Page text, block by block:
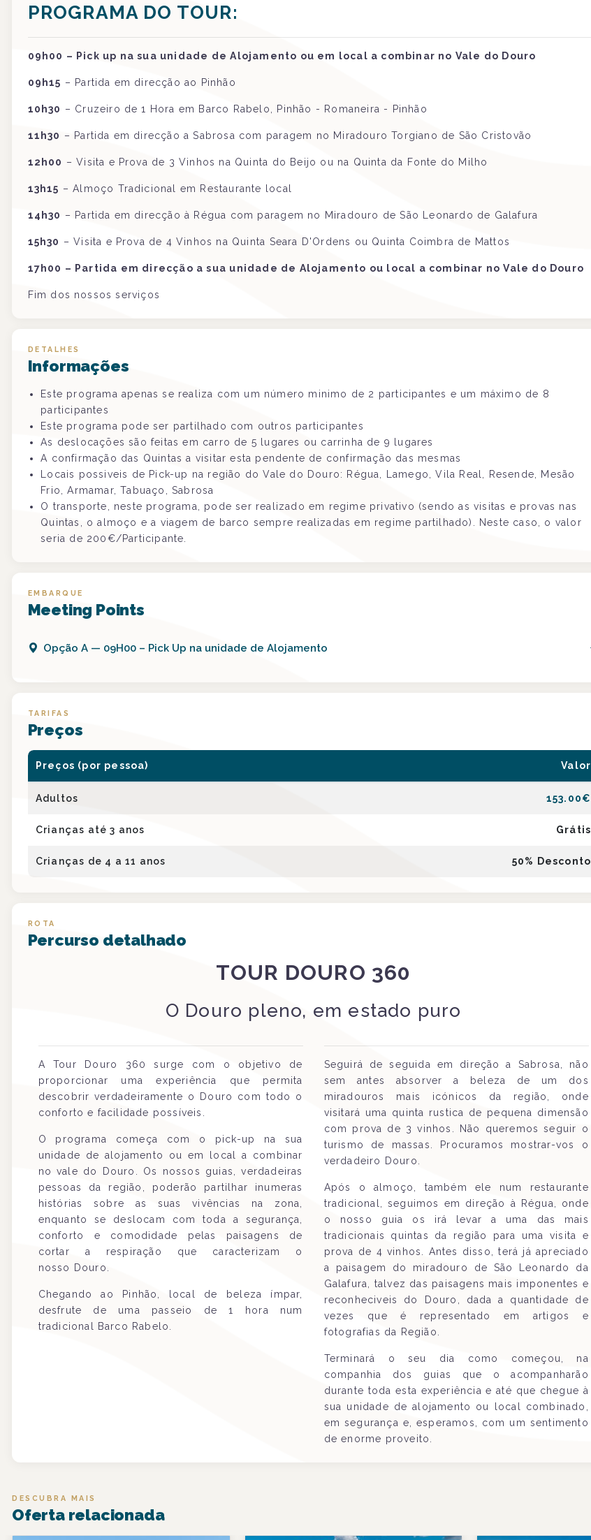
PROGRAMA DO TOUR:
09h00 – Pick up na sua unidade de Alojamento ou em local a combinar no Vale do Douro
09h15 – Partida em direcção ao Pinhão
10h30 – Cruzeiro de 1 Hora em Barco Rabelo, Pinhão - Romaneira - Pinhão
11h30 – Partida em direcção a Sabrosa com paragem no Miradouro Torgiano de São Cristovão
12h00 – Visita e Prova de 3 Vinhos na Quinta do Beijo ou na Quinta da Fonte do Milho
13h15 – Almoço Tradicional em Restaurante local
14h30 – Partida em direcção à Régua com paragem no Miradouro de São Leonardo de Galafura
15h30 – Visita e Prova de 4 Vinhos na Quinta Seara D'Ordens ou Quinta Coimbra de Mattos
17h00 – Partida em direcção a sua unidade de Alojamento ou local a combinar no Vale do Douro
Fim dos nossos serviços
DETALHES
Informações
Este programa apenas se realiza com um número minimo de 2 participantes e um máximo de 8
participantes
Este programa pode ser partilhado com outros participantes
As deslocações são feitas em carro de 5 lugares ou carrinha de 9 lugares
A confirmação das Quintas a visitar esta pendente de confirmação das mesmas
Locais possiveis de Pick-up na região do Vale do Douro: Régua, Lamego, Vila Real, Resende, Mesão
Frio, Armamar, Tabuaço, Sabrosa
O transporte, neste programa, pode ser realizado em regime privativo (sendo as visitas e provas nas
Quintas, o almoço e a viagem de barco sempre realizadas em regime partilhado). Neste caso, o valor
seria de 200€/Participante.
EMBARQUE
Meeting Points
OpçãoA — 09H00 – Pick Up na unidade de Alojamento
TARIFAS
Preços
Preços (por pessoa) Valor
Adultos 153.00€
Crianças até 3 anos Grátis
Crianças de 4 a 11 anos 50% Desconto
ROTA
Percurso detalhado
TOUR DOURO 360
O Douro pleno, em estado puro
A Tour Douro 360 surge com o objetivo de
proporcionar uma experiência que permita
descobrir verdadeiramente o Douro com todo o
conforto e facilidade possíveis.
O programa começa com o pick-up na sua
unidade de alojamento ou em local a combinar
no vale do Douro. Os nossos guias, verdadeiras
pessoas da região, poderão partilhar inumeras
histórias sobre as suas vivências na zona,
enquanto se deslocam com toda a segurança,
conforto e comodidade pelas paisagens de
cortar a respiração que caracterizam o
nosso Douro.
Chegando ao Pinhão, local de beleza ímpar,
desfrute de uma passeio de 1 hora num
tradicional Barco Rabelo.
Seguirá de seguida em direção a Sabrosa, não
sem antes absorver a beleza de um dos
miradouros mais icónicos da região, onde
visitará uma quinta rustica de pequena dimensão
com prova de 3 vinhos
. Não queremos seguir o
turismo de massas. Procuramos mostrar-vos o
verdadeiro Douro.
Após o almoço, também ele num restaurante
tradicional, seguimos em direção à Régua, onde
o nosso guia os irá levar a uma das mais
tradicionais quintas da região para uma visita e
prova de 4 vinhos. Antes disso, terá já apreciado
a paisagem do miradouro de São Leonardo da
Galafura, talvez das paisagens mais imponentes e
reconheciveis do Douro, dada a quantidade de
vezes que é representado em artigos e
fotografias da Região.
Terminará o seu dia como começou, na
companhia dos guias que o acompanharão
durante toda esta experiência e até que chegue à
sua unidade de alojamento ou local combinado,
em segurança e, esperamos, com um sentimento
de enorme proveito.
DESCUBRA MAIS
Oferta relacionada